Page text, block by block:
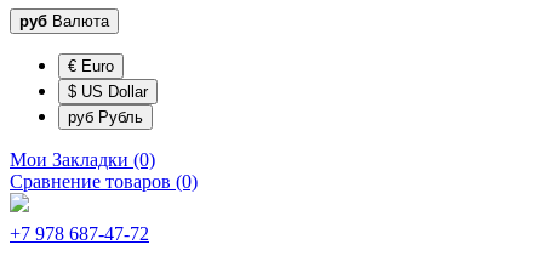
руб Валюта
€ Euro
$ US Dollar
руб Рубль
Мои Закладки (0)
Сравнение товаров (0)
+7 978 687-47-72